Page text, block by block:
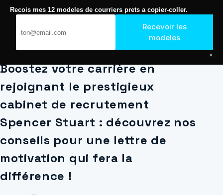
Journal de Geek — Décroche le Job
Boostez votre carrière en
rejoignant le prestigieux
cabinet de recrutement
Spencer Stuart : découvrez nos
conseils pour une lettre de
motivation qui fera la
différence !
Recois mes 12 modeles de courriers prets a copier-coller.
Recevoir les
modeles
×